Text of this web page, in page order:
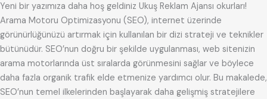
Yeni bir yazımıza daha hoş geldiniz Ukuş Reklam Ajansı okurları!
Arama Motoru Optimizasyonu (SEO), internet üzerinde
görünürlüğünüzü artırmak için kullanılan bir dizi strateji ve teknikler
bütünüdür. SEO’nun doğru bir şekilde uygulanması, web sitenizin
arama motorlarında üst sıralarda görünmesini sağlar ve böylece
daha fazla organik trafik elde etmenize yardımcı olur. Bu makalede,
SEO’nun temel ilkelerinden başlayarak daha gelişmiş stratejilere